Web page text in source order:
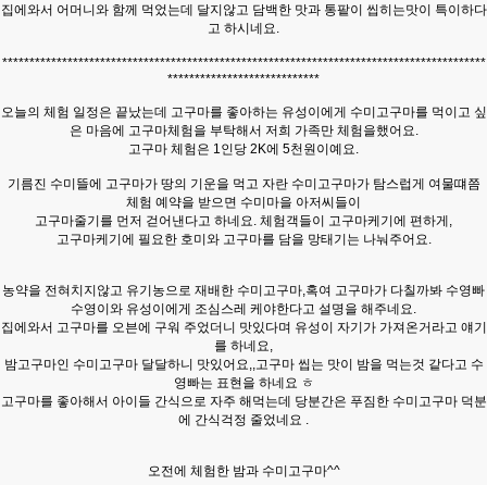
집에와서 어머니와 함께 먹었는데 달지않고 담백한 맛과 통팥이 씹히는맛이
특이하다
고 하시네요.
*****************************************************************************************
****************************
오늘의 체험 일정은 끝났는데 고구마를 좋아하는 유성이에게 수미고구마를 먹이고 싶
은 마음에 고구마체험을 부탁해서 저희 가족만 체험을했어 요.
고구마 체험은 1인당 2K에 5천원이예요.
기름진 수미뜰에 고구마가 땅의 기운을 먹고 자란수미고구마가 탐스럽게 여물떄쯤
체 험 예약을 받으면 수미마을 아저씨들이
고구마줄기를 먼저 걷어낸다고 하네요. 체 험객들이 고구마케기에 편하게,
고구마케기에 필요한 호미 와 고구마를 담을 망태기는 나눠주어요.
농약을 전혀치지않고 유기농으로 재배한 수미고구마,혹여 고구마가 다칠까봐 수영빠
수영이와 유성이에게 조심스레 케야한다고 설명을 해주네요.
집에와서 고구마를 오븐에 구워 주었더니 맛있다며 유성이 자기가 가져온거라고 얘기
를 하네요,
밤고구마인 수미고구마 달달하니 맛있어요,,고구마 씹는 맛이 밤을 먹는것 같다고 수
영빠는 표현을 하네요 ㅎ
고구마를 좋아해서 아이들 간식으로 자주 해먹는데 당분간은 푸짐한 수미고구마 덕분
에 간식걱정 줄었네요 .
오전에 체험한 밤과 수미고구마^^